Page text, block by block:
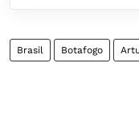
Brasil Botafogo